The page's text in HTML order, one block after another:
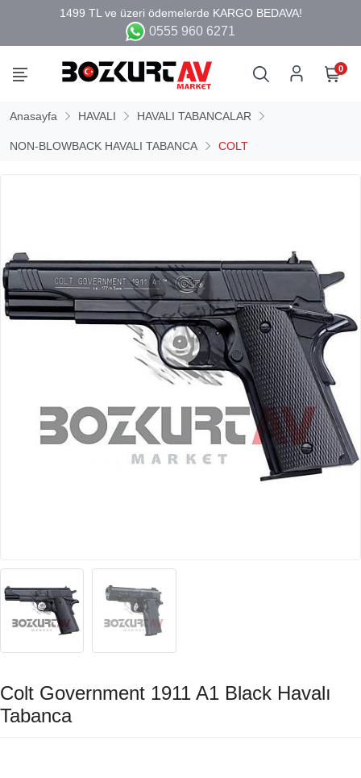
0555 960 6271
0
Anasayfa HAVALI HAVALI TABANCALAR
NON-BLOWBACK HAVALI TABANCA COLT
Colt Government 1911 A1 Black Havalı
Tabanca